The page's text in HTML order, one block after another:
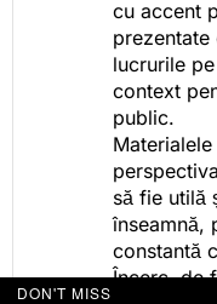
cu accent
lucrurile
context
public.
să fie utilă
înseamnă,
constantă
Încerc, de
DON'T MISS